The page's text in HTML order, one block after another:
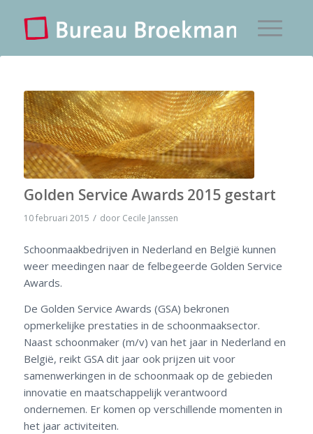
Golden Service Awards 2015 gestart
10 februari 2015 / door Cecile Janssen
Schoonmaakbedrijven in Nederland en België kunnen
weer meedingen naar de felbegeerde Golden Service
Awards.
De Golden Service Awards (GSA) bekronen
opmerkelijke prestaties in de schoonmaaksector.
Naast schoonmaker (m/v) van het jaar in Nederland en
België, reikt GSA dit jaar ook prijzen uit voor
samenwerkingen in de schoonmaak op de gebieden
innovatie en maatschappelijk verantwoord
ondernemen. Er komen op verschillende momenten in
het jaar activiteiten.